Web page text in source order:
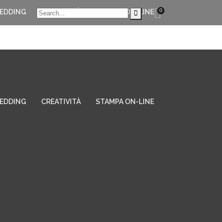
0
CREATIVITÀ STAMPA ON-LINE
CREATIVITÀ STAMPA ON-LINE